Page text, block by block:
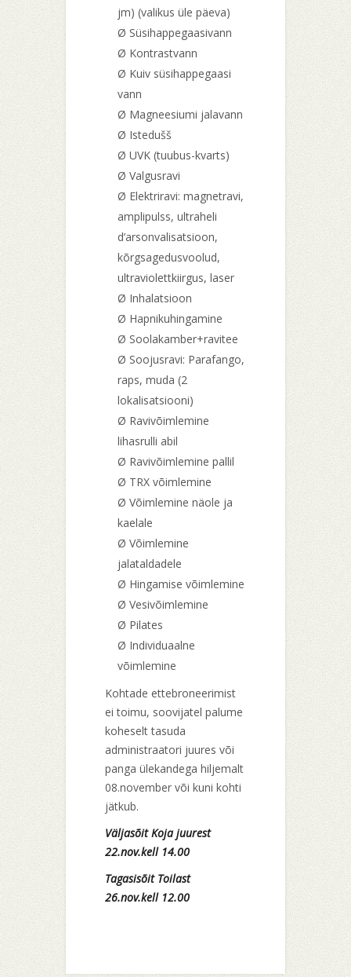
jm) (valikus üle päeva)
Ø Süsihappegaasivann
Ø Kontrastvann
Ø Kuiv süsihappegaasi
vann
Ø Magneesiumi jalavann
Ø Istedušš
Ø UVK (tuubus-kvarts)
Ø Valgusravi
Ø Elektriravi: magnetravi,
amplipulss, ultraheli
d’arsonvalisatsioon,
kõrgsagedusvoolud,
ultraviolettkiirgus, laser
Ø Inhalatsioon
Ø Hapnikuhingamine
Ø Soolakamber+ravitee
Ø Soojusravi: Parafango,
raps, muda (2
lokalisatsiooni)
Ø Ravivõimlemine
lihasrulli abil
Ø Ravivõimlemine pallil
Ø TRX võimlemine
Ø Võimlemine näole ja
kaelale
Ø Võimlemine
jalataldadele
Ø Hingamise võimlemine
Ø Vesivõimlemine
Ø Pilates
Ø Individuaalne
võimlemine
Kohtade ettebroneerimist
ei toimu, soovijatel palume
koheselt tasuda
administraatori juures või
panga ülekandega hiljemalt
08.november või kuni kohti
jätkub.
Väljasõit Koja juurest
22.nov.kell 14.00
Tagasisõit Toilast
26.nov.kell 12.00